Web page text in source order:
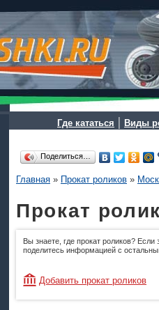
Где кататься | Виды
Поделиться…
Главная » Прокат роликов »
Прокат
Вы знаете, где прокат роликов? Если
поделитесь информацией с
Добавить прокат роликов